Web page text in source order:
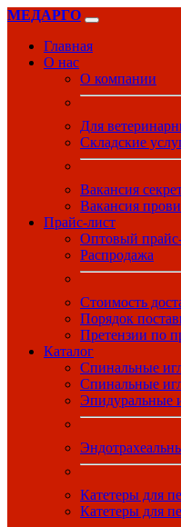
МЕДАРГО
Главная
О нас
О компании
Для
Складские
Вакансия
Вакансия
Прайс-лист
Оптовый
Распродажа
Стоимость
Порядок
Претензии по
Каталог
Спинальные
Спинальные
Эпидуральные
Катетеры для
Катетеры для